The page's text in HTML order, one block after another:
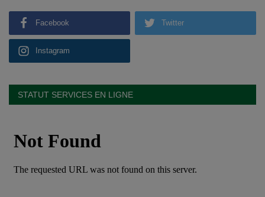
Facebook Twitter
Instagram
STATUT SERVICES EN LIGNE